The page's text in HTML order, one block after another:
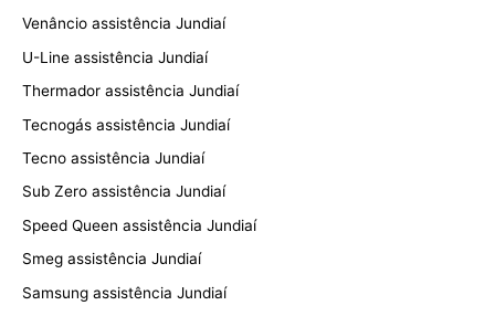
Venâncio assistência Jundiaí
U-Line assistência Jundiaí
Thermador assistência Jundiaí
Tecnogás assistência Jundiaí
Tecno assistência Jundiaí
Sub Zero assistência Jundiaí
Speed Queen assistência Jundiaí
Smeg assistência Jundiaí
Samsung assistência Jundiaí